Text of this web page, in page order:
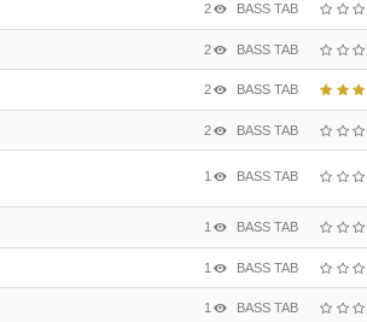
2 BASS TAB
2 BASS TAB
2 BASS TAB
2 BASS TAB
1 BASS TAB
1 BASS TAB
1 BASS TAB
1 BASS TAB